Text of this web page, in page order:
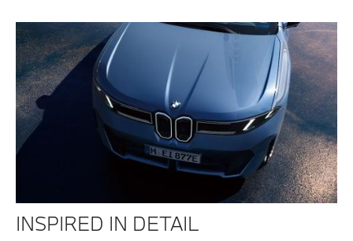
INSPIRED IN DETAIL